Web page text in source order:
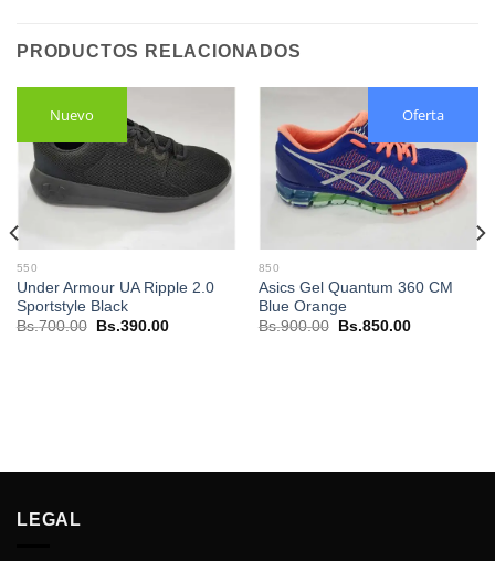
PRODUCTOS RELACIONADOS
Nuevo
550
Under Armour UA Ripple 2.0
Sportstyle Black
Bs.700.00
El
Bs.390.00El
Oferta
850
Asics Gel Quantum 360 CM
Blue Orange
Bs.900.00
El
Bs.850.00El
LEGAL